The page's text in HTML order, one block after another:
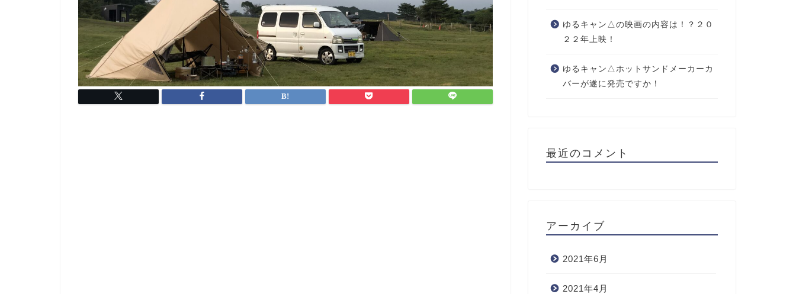
ゆるキャン△の映画の内容は！？２０
２２年上映！
ゆるキャン△ホットサンドメーカーカ
バーが遂に発売ですか！
最近のコメント
アーカイブ
2021年6月
2021年4月